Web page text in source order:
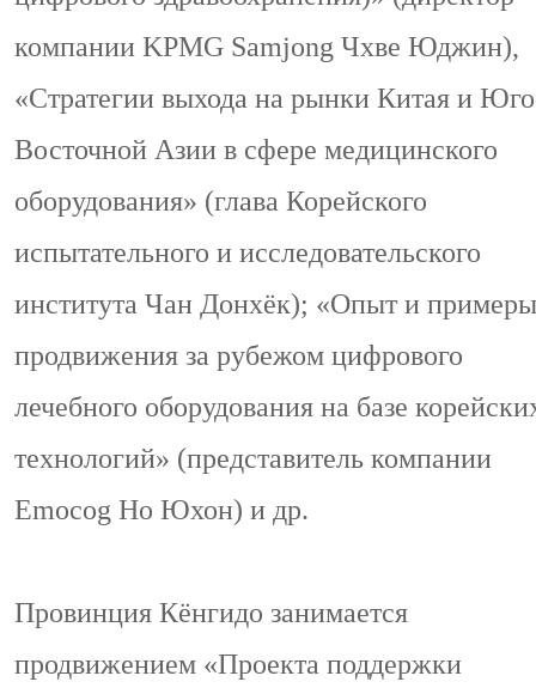
компании KPMG Samjong Чхве Юджин),
«Стратегии выхода на рынки Китая и
Восточной Азии в сфере медицинского
оборудования» (глава Корейского
испытательного и исследовательского
института Чан Донхёк); «Опыт и примеры
продвижения за рубежом цифрового
лечебного оборудования на базе
технологий» (представитель компании
Emocog Но Юхон) и др.
Провинция Кёнгидо занимается
продвижением «Проекта поддержки